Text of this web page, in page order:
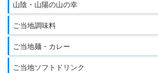
山陰・山陽の山の幸
ご当地調味料
ご当地麺・カレー
ご当地ソフトドリンク